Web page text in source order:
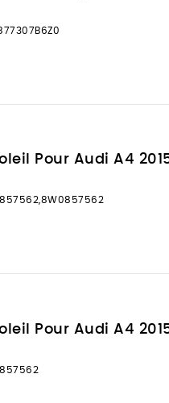
Pour Audi A4
Pour Audi A4